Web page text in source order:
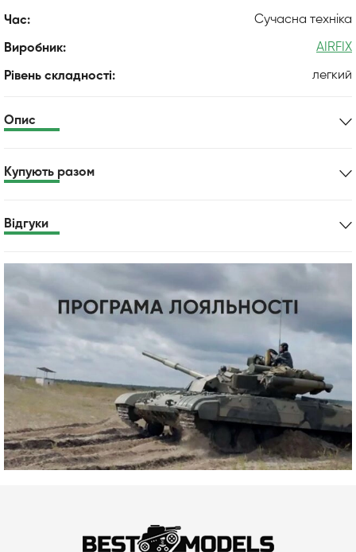
Час: Сучасна техніка
Виробник: AIRFIX
Рівень складності: легкий
Опис
Купують разом
Відгуки